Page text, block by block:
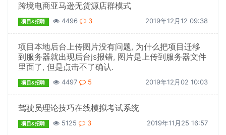
跨境电商亚马逊无货源店群模式
项目&招聘 4496 3 2019年12月12 09:38
项目本地后台上传图片没有问题, 为什么把项目迁移
到服务器就出现后台js报错, 图片是上传到服务器文件
里面了, 但是点击不了确认.
项目&招聘 4497 5 2019年12月02 10:03
驾驶员理论技巧在线模拟考试系统
项目&招聘 5125 3 2019年11月25 16:57